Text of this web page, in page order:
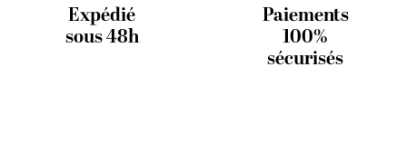
Expédié
sous 48h
Paiements
100%
sécurisés